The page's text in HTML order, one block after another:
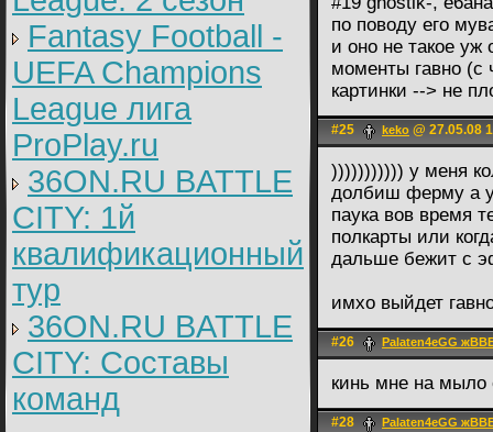
Fantasy Football -
UEFA Champions
League лига
ProPlay.ru
36ON.RU BATTLE
CITY: 1й
квалификационный
тур
36ON.RU BATTLE
CITY: Составы
команд
по поводу его
и оно не такое уж
моменты гавно (с
картинки --> не
#25 keko @ 27.05.08
))))))))))) у меня
долбиш ферму а
паука вов время
полкарты или
дальше бежит с
имхо выйдет
#26 Palaten4eGG
кинь мне на
#28 Palaten4eGG